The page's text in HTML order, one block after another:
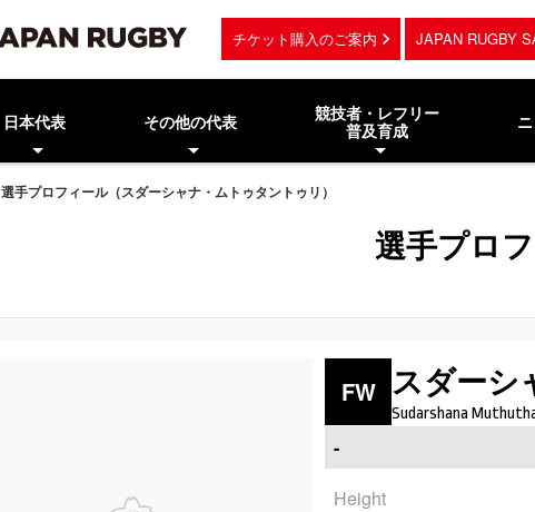
チケット購入のご案内 JAPAN RUGBY
日本代表 その他の代表
競技者・レフリー
普及育成
選手プロフィール（スダーシャナ・ムトゥタントゥリ）
選手プロ
FW スダーシ
Sudarshana
-
Height